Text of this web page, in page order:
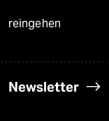
reingehen
Newsletter